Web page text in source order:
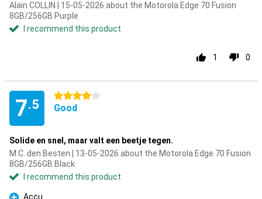
Alain COLLIN | 15-05-2026 about the Motorola Edge 70 Fusion
8GB/256GB Purple
I recommend this product
1 0
7.5
4 stars
Good
Solide en snel, maar valt een beetje tegen.
M.C. den Besten | 13-05-2026 about the Motorola Edge 70 Fusion
8GB/256GB Black
I recommend this product
Accu